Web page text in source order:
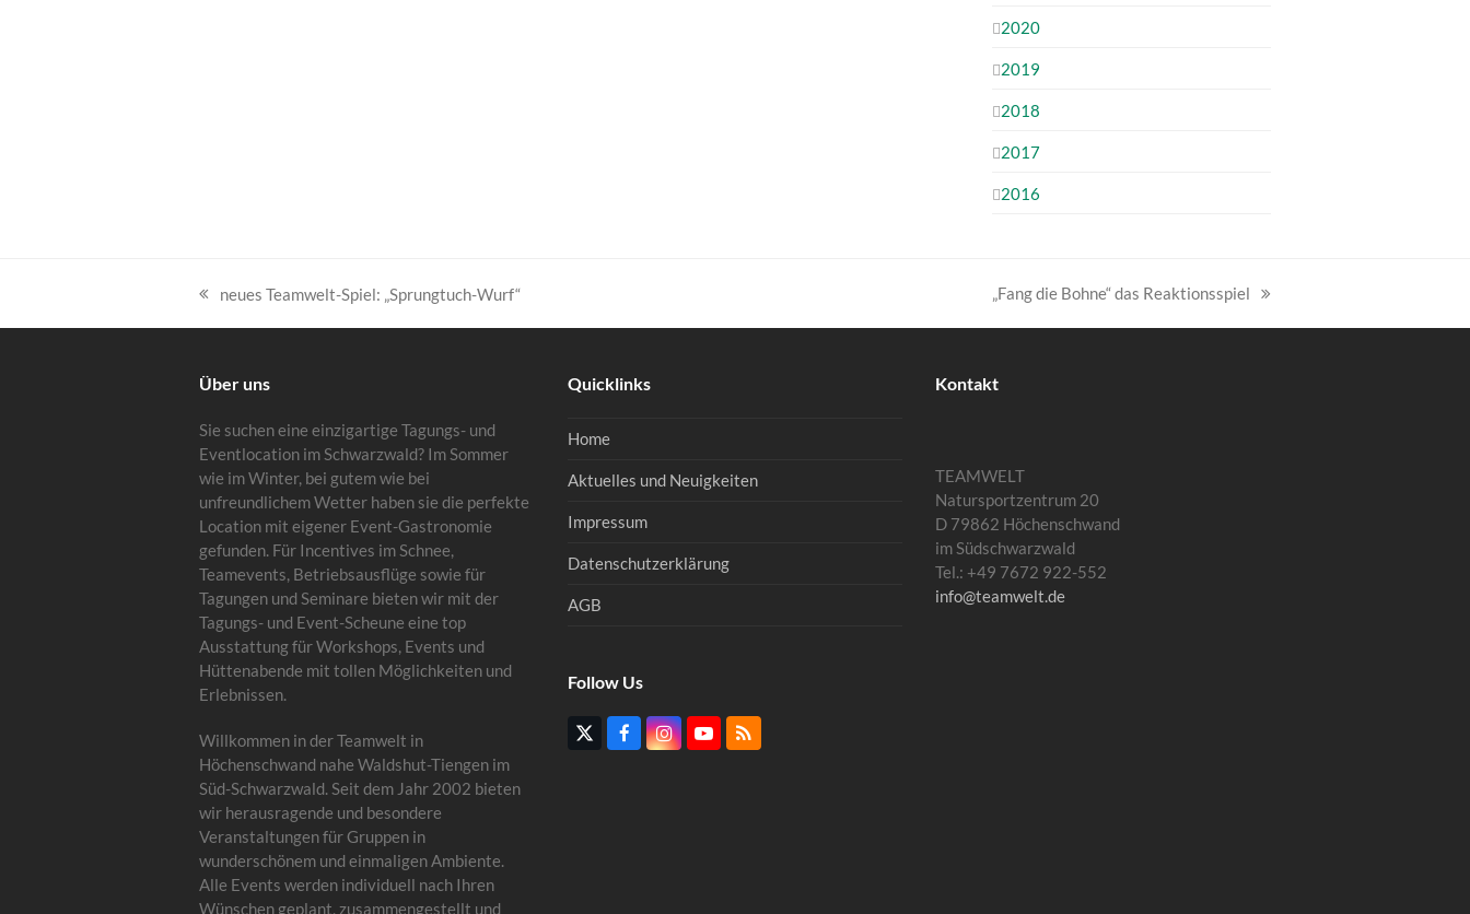
2020
2019
2018
2017
2016
vorheriger
Beitrag:
neues Teamwelt-Spiel: „Sprungtuch-Wurf“
Nächster
Beitrag:
„Fang die Bohne“ das Reaktionsspiel
Über uns
Sie suchen eine einzigartige Tagungs- und
Eventlocation im Schwarzwald? Im Sommer
wie im Winter, bei gutem wie bei
unfreundlichem Wetter haben sie die perfekte
Location mit eigener Event-Gastronomie
gefunden. Für Incentives im Schnee,
Teamevents, Betriebsausflüge sowie für
Tagungen und Seminare bieten wir mit der
Tagungs- und Event-Scheune eine top
Ausstattung für Workshops, Events und
Hüttenabende mit tollen Möglichkeiten und
Erlebnissen.
Willkommen in der Teamwelt in
Höchenschwand nahe Waldshut-Tiengen im
Süd-Schwarzwald. Seit dem Jahr 2002 bieten
wir herausragende und besondere
Veranstaltungen für Gruppen in
wunderschönem und einmaligen Ambiente.
Alle Events werden individuell nach Ihren
Wünschen geplant, zusammengestellt und
Quicklinks
Home
Aktuelles und Neuigkeiten
Impressum
Datenschutzerklärung
AGB
Follow Us
TwitterFacebookInstagram
YouTube
RSS
Kontakt
TEAMWELT
Natursportzentrum 20
D 79862 Höchenschwand
im Südschwarzwald
Tel.: +49 7672 922-552
info@teamwelt.de